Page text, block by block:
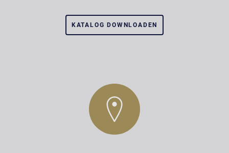
KATALOG DOWNLOADEN